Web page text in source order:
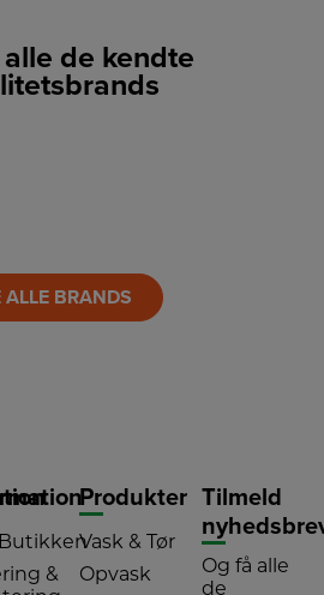
de kendte
LINK
ALLE BRANDS
&
Produkter
Vask & Tør
Opvask
Tilmeld
Og få alle
de